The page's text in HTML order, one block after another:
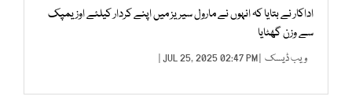
اداکار نے بتایا کہ انہوں نے مارول سیریز میں اپنے کردار کیلئے اوزیمپک
سے وزن گھٹایا
ویب ڈیسک | JUL 25, 2025 02:47 PM |